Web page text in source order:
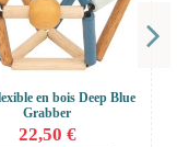
en bois Deep Blue
Grabber
22,50 €